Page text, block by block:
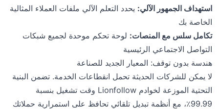
استهداف الجمهور الآلي: يحدد التعلم الآلي ملفات العملاء المثالية
الخاصة بك
تكامل سلس مع المنصات: لوحة تحكم موحدة لجميع شبكات
التواصل الاجتماعي الرئيسية
هندسة بدون توقف: المعيار الجديد للصناعة
لا يمكن للشركات الحديثة تحمل انقطاعات الخدمة. تضمن البنية
التحتية الموزعة لخوادم Lionfollow وقت تشغيل بنسبة
99.99٪، مع أنظمة تبديل تلقائي تحافظ على استمرارية حملاتك